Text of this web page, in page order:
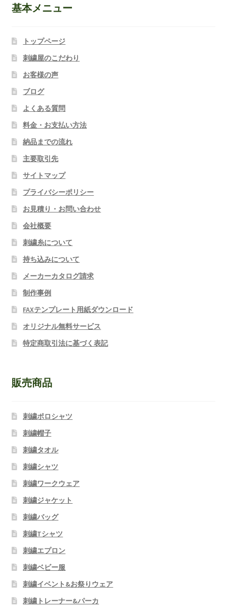
基本メニュー
トップページ
刺繍屋のこだわり
お客様の声
ブログ
よくある質問
料金・お支払い方法
納品までの流れ
主要取引先
サイトマップ
プライバシーポリシー
お見積り・お問い合わせ
会社概要
刺繍糸について
持ち込みについて
メーカーカタログ請求
制作事例
FAXテンプレート用紙ダウンロード
オリジナル無料サービス
特定商取引法に基づく表記
販売商品
刺繍ポロシャツ
刺繍帽子
刺繍タオル
刺繍シャツ
刺繍ワークウェア
刺繍ジャケット
刺繍バッグ
刺繍Tシャツ
刺繍エプロン
刺繍ベビー服
刺繍イベント&お祭りウェア
刺繍トレーナー&パーカ